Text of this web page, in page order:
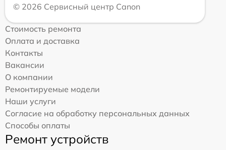
© 2026 Сервисный центр Canon
Стоимость ремонта
Оплата и доставка
Контакты
Вакансии
О компании
Ремонтируемые модели
Наши услуги
Согласие на обработку персональных данных
Способы оплаты
Ремонт устройств